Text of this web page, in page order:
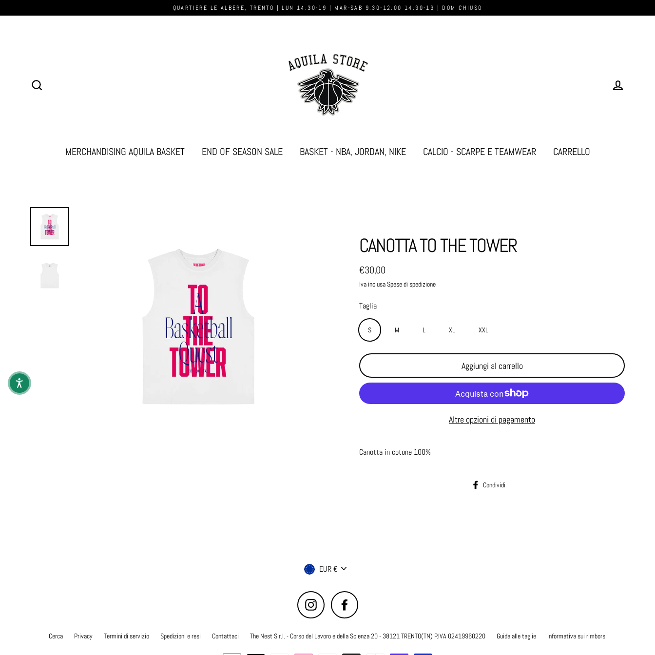
QUARTIERE LE ALBERE, TRENTO | LUN 14:30-19 | MAR-SAB 9:30-12:00 14:30-19 | DOM CHIUSO
MERCHANDISING AQUILA BASKET END OF SEASON SALE BASKET - NBA, JORDAN, NIKE CALCIO - SCARPE E TEAMWEAR CARRELLO
CANOTTA TO THE TOWER
Prezzo normale
€30,00
Iva inclusa Spese di spedizione
Taglia
S M L XL XXL
Aggiungi al carrello
Altre opzioni di pagamento
Canotta in cotone 100%
Condividi
Valuta
EUR €
Instagram Facebook
Cerca Privacy Termini di servizio Spedizioni e resi Contattaci The Nest S.r.l. - Corso del Lavoro e della Scienza 20 - 38121 TRENTO(TN) P.IVA 02419960220 Guida alle taglie Informativa sui rimborsi